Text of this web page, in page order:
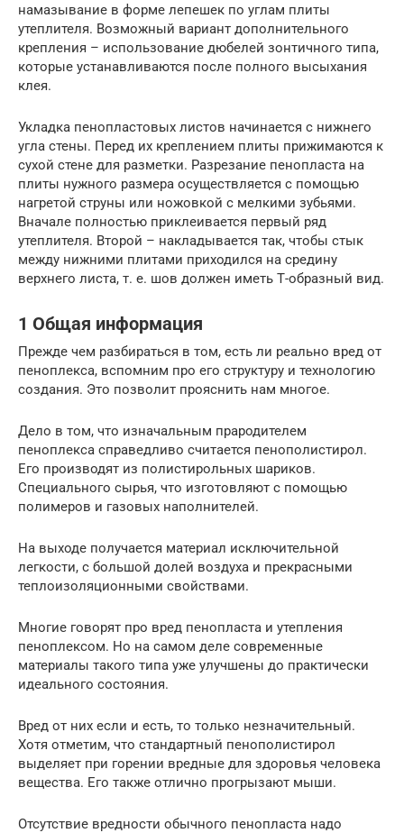
намазывание в форме лепешек по углам плиты
утеплителя. Возможный вариант дополнительного
крепления – использование дюбелей зонтичного типа,
которые устанавливаются после полного высыхания
клея.
Укладка пенопластовых листов начинается с нижнего
угла стены. Перед их креплением плиты прижимаются к
сухой стене для разметки. Разрезание пенопласта на
плиты нужного размера осуществляется с помощью
нагретой струны или ножовкой с мелкими зубьями.
Вначале полностью приклеивается первый ряд
утеплителя. Второй – накладывается так, чтобы стык
между нижними плитами приходился на средину
верхнего листа, т. е. шов должен иметь Т-образный вид.
1 Общая информация
Прежде чем разбираться в том, есть ли реально вред от
пеноплекса, вспомним про его структуру и технологию
создания. Это позволит прояснить нам многое.
Дело в том, что изначальным прародителем
пеноплекса справедливо считается пенополистирол.
Его производят из полистирольных шариков.
Специального сырья, что изготовляют с помощью
полимеров и газовых наполнителей.
На выходе получается материал исключительной
легкости, с большой долей воздуха и прекрасными
теплоизоляционными свойствами.
Многие говорят про вред пенопласта и утепления
пеноплексом. Но на самом деле современные
материалы такого типа уже улучшены до практически
идеального состояния.
Вред от них если и есть, то только незначительный.
Хотя отметим, что стандартный пенополистирол
выделяет при горении вредные для здоровья человека
вещества. Его также отлично прогрызают мыши.
Отсутствие вредности обычного пенопласта надо